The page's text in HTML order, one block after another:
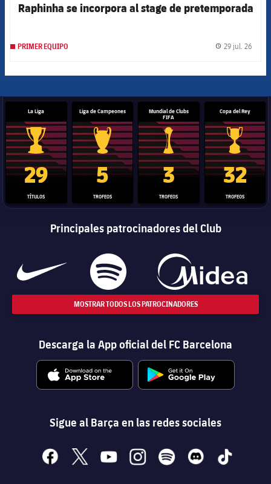
Raphinha se incorpora al stage de pretemporada
PRIMER EQUIPO 29 jul. 26
La Liga
Trofeo de La Liga
29
TÍTULOS
Liga de Campeones
Trofeo de la Liga de Campeones
5
TROFEOS
Mundial de Clubs
FIFA
Trofeo del Mundial de
3
TROFEOS
Copa del Rey
Copa del
32
TROFEOS
Principales patrocinadores del Club
MOSTRAR TODOS LOS PATROCINADORES
Descarga la App oficial del FC Barcelona
Sigue al Barça en las redes sociales
facebook
x youtubeinstagramspotify discord tiktok